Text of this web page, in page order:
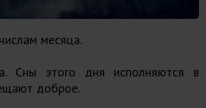
месяца.
Сны этого дня исполняются в
доброе.